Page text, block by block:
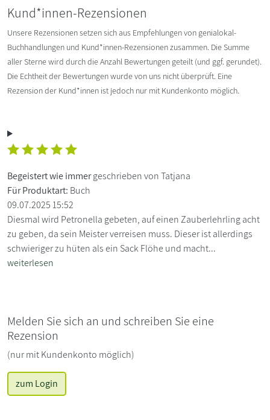
Kund*innen-Rezensionen
Unsere Rezensionen setzen sich aus Empfehlungen von genialokal-
Buchhandlungen und Kund*innen-Rezensionen zusammen. Die Summe
aller Sterne wird durch die Anzahl Bewertungen geteilt (und ggf. gerundet).
Die Echtheit der Bewertungen wurde von uns nicht überprüft. Eine
Rezension der Kund*innen ist jedoch nur mit Kundenkonto möglich.
Begeistert wie immergeschrieben von Tatjana
Für Produktart: Buch
09.07.2025 15:52
Diesmal wird Petronella gebeten, auf einen Zauberlehrling acht
zu geben, da sein Meister verreisen muss. Dieser ist allerdings
schwieriger zu hüten als ein Sack Flöhe und macht...
weiterlesen
Melden Sie sich an und schreiben Sie eine
Rezension
(nur mit Kundenkonto möglich)
zum Login